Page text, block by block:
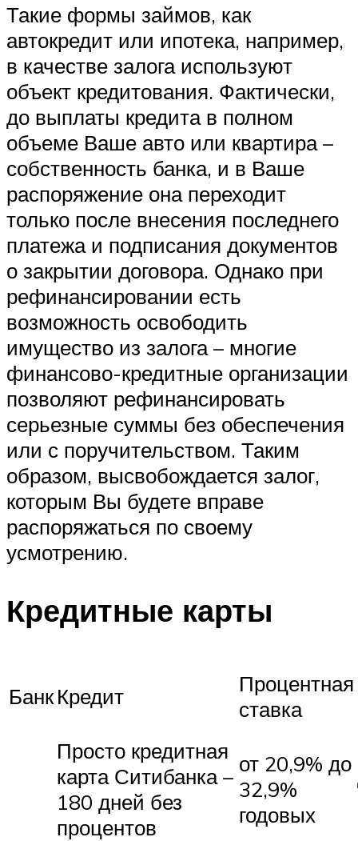
Такие формы займов, как
автокредит или ипотека, например,
в качестве залога используют
объект кредитования. Фактически,
до выплаты кредита в полном
объеме Ваше авто или квартира –
собственность банка, и в Ваше
распоряжение она переходит
только после внесения последнего
платежа и подписания документов
о закрытии договора. Однако при
рефинансировании есть
возможность освободить
имущество из залога – многие
финансово-кредитные организации
позволяют рефинансировать
серьезные суммы без обеспечения
или с поручительством. Таким
образом, высвобождается залог,
которым Вы будете вправе
распоряжаться по своему
усмотрению.​
Кредитные карты
БанкКредит
Процентная
ставка
Просто кредитная
карта Ситибанка –
180 дней без
процентов
от 20,9% до
32,9%
годовых